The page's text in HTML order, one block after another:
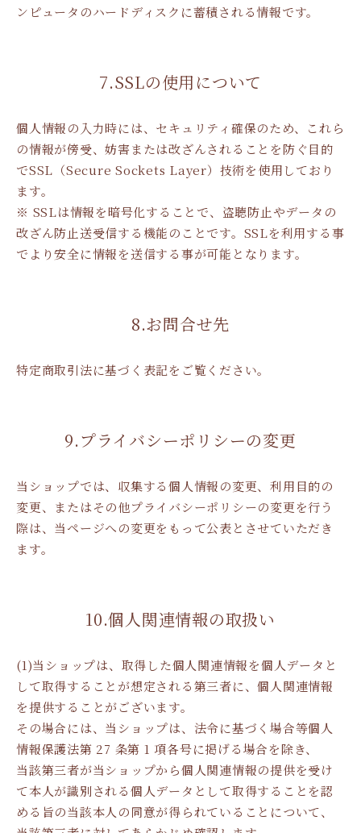
ンピュータのハードディスクに蓄積される情報です。
7.SSLの使用について
個人情報の入力時には、セキュリティ確保のため、これら
の情報が傍受、妨害または改ざんされることを防ぐ目的
でSSL（Secure Sockets Layer）技術を使用しており
ます。
※ SSLは情報を暗号化することで、盗聴防止やデータの
改ざん防止送受信する機能のことです。SSLを利用する事
でより安全に情報を送信する事が可能となります。
8.お問合せ先
特定商取引法に基づく表記をご覧ください。
9.プライバシーポリシーの変更
当ショップでは、収集する個人情報の変更、利用目的の
変更、またはその他プライバシーポリシーの変更を行う
際は、当ページへの変更をもって公表とさせていただき
ます。
10.個人関連情報の取扱い
(1)当ショップは、取得した個人関連情報を個人データと
して取得することが想定される第三者に、個人関連情報
を提供することがございます。
その場合には、当ショップは、法令に基づく場合等個人
情報保護法第 27 条第 1 項各号に掲げる場合を除き、
当該第三者が当ショップから個人関連情報の提供を受け
て本人が識別される個人データとして取得することを認
める旨の当該本人の同意が得られていることについて、